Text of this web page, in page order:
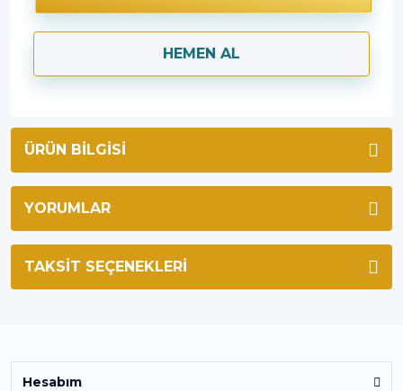
HEMEN AL
ÜRÜN BILGISI
YORUMLAR
TAKSIT SEÇENEKLERI
Hesabım